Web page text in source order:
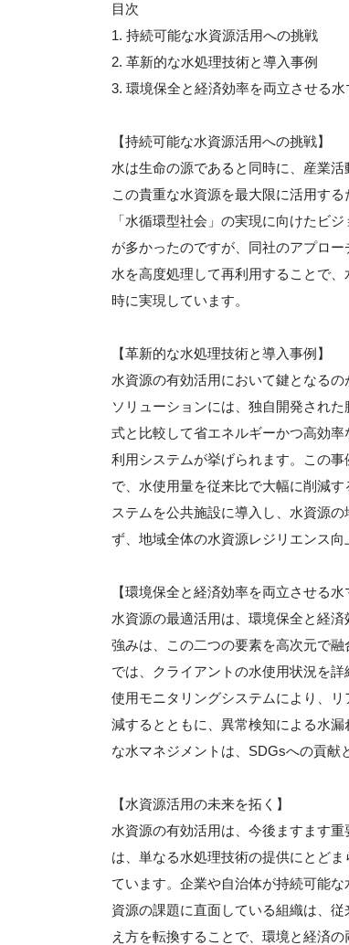
目次
1. 持続可能な水資源活用への挑戦
2. 革新的な水処理技術と導入事例
3. 環境保全と経済効率を両立させる水
【持続可能な水資源活用への挑戦】
水は生命の源であると同時に、産業
この貴重な水資源を最大限に活用す
「水循環型社会」の実現に向けたビ
が多かったのですが、同社のアプロ
水を高度処理して再利用することで
時に実現しています。
【革新的な水処理技術と導入事例】
水資源の有効活用において鍵となる
ソリューションには、独自開発され
式と比較して省エネルギーかつ高効
利用システムが挙げられます。この
で、水使用量を従来比で大幅に削減
ステムを公共施設に導入し、水資源
ず、地域全体の水資源レジリエンス向
【環境保全と経済効率を両立させる水
水資源の最適活用は、環境保全と経
強みは、この二つの要素を高次元で
では、クライアントの水使用状況を
使用モニタリングシステムにより、
減するとともに、異常検知による水
な水マネジメントは、SDGsへの貢献
【水資源活用の未来を拓く】
水資源の有効活用は、今後ますます
は、単なる水処理技術の提供にとど
ています。企業や自治体が持続可能
資源の課題に直面している組織は、
え方を転換することで、環境と経済